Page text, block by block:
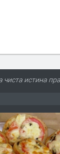
чиста истина